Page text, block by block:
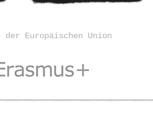
Europäischen Union